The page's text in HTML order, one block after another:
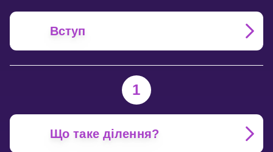
Вступ
1
Що таке ділення?